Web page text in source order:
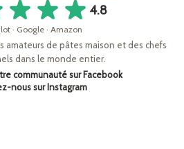
4.8
· Google · Amazon
amateurs de pâtes maison et des chefs
dans le monde entier.
communauté sur Facebook
nous sur Instagram